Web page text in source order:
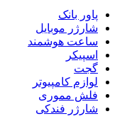
پاور بانک
شارژر موبایل
ساعت هوشمند
اسپیکر
گجت
لوازم کامپیوتر
فلش مموری
شارژر فندکی